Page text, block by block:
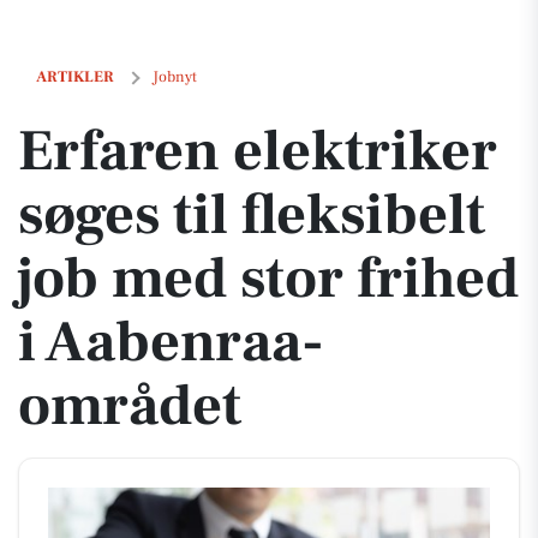
ARTIKLER Jobnyt
Erfaren elektriker søges til fleksibelt job med stor frihed i Aabenraa-
Erfaren elektriker
søges til fleksibelt
job med stor frihed
i Aabenraa-
området